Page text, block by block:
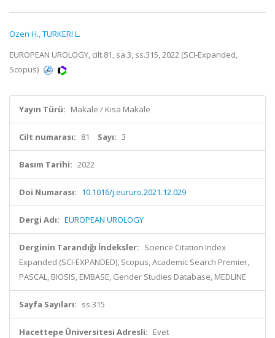
Ozen H.,TURKERI L.
EUROPEAN UROLOGY, cilt.81, sa.3, ss.315, 2022 (SCI-Expanded,
Scopus)
Yayın Türü: Makale / Kısa Makale
Cilt numarası: 81 Sayı: 3
Basım Tarihi: 2022
Doi Numarası: 10.1016/j.eururo.2021.12.029
Dergi Adı: EUROPEAN UROLOGY
Derginin Tarandığı İndeksler: Science Citation Index
Expanded (SCI-EXPANDED), Scopus, Academic Search Premier,
PASCAL, BIOSIS, EMBASE, Gender Studies Database, MEDLINE
Sayfa Sayıları: ss.315
Hacettepe Üniversitesi Adresli: Evet